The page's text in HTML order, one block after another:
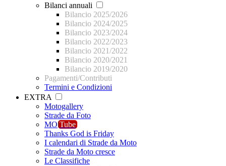
Bilanci annuali
Bilancio 2025/2026
Bilancio 2024/2025
Bilancio 2023/2024
Bilancio 2022/2023
Bilancio 2021/2022
Bilancio 2020/2021
Bilancio 2019/2020
Pagamenti/Contributi
Termini e Condizioni
EXTRA
Motogallery
Strade da Foto
MO Tube
Thanks God is Friday
I calendari di Strade da Moto
Strade da Moto cresce
Le Classifiche